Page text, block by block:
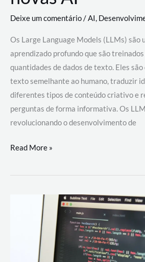
Deixe um comentário/AI,
Os Large Language Models (LLMs) são
aprendizado profundo que são
quantidades de dados de texto. Eles
texto semelhante ao humano, traduzir
diferentes tipos de conteúdo criativo e
perguntas de forma informativa. Os
revolucionando o desenvolvimento de
Large
Models
revolucionando
Read More »